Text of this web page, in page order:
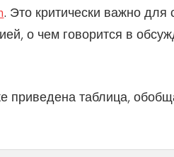
. Это критически важно для
о чем говорится в
приведена таблица,